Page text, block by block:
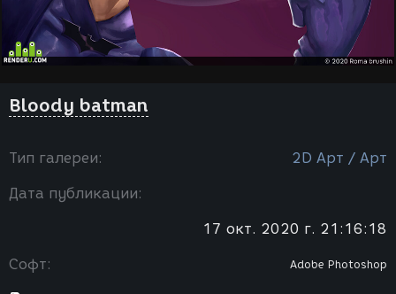
Bloody batman
Тип галереи: 2D Арт / Арт
Дата публикации:
17 окт. 2020 г. 21:16:18
Софт: Adobe Photoshop